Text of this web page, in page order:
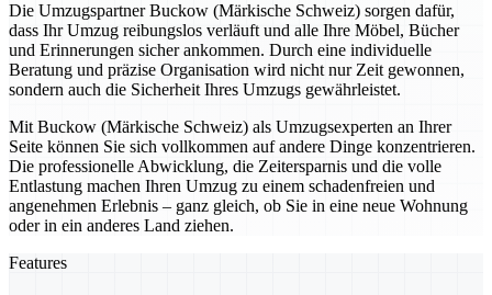
Die Umzugspartner Buckow (Märkische Schweiz) sorgen dafür,
dass Ihr Umzug reibungslos verläuft und alle Ihre Möbel, Bücher
und Erinnerungen sicher ankommen. Durch eine individuelle
Beratung und präzise Organisation wird nicht nur Zeit gewonnen,
sondern auch die Sicherheit Ihres Umzugs gewährleistet.
Mit Buckow (Märkische Schweiz) als Umzugsexperten an Ihrer
Seite können Sie sich vollkommen auf andere Dinge konzentrieren.
Die professionelle Abwicklung, die Zeitersparnis und die volle
Entlastung machen Ihren Umzug zu einem schadenfreien und
angenehmen Erlebnis – ganz gleich, ob Sie in eine neue Wohnung
oder in ein anderes Land ziehen.
Features